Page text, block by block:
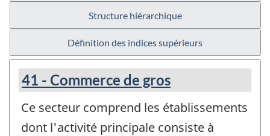
Structure hiérarchique
Définition des indices supérieurs
41 - Commerce de gros
Ce secteur comprend les établissements
dont l'activité principale consiste à